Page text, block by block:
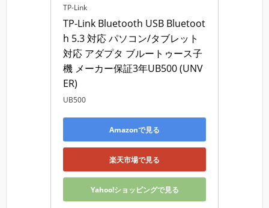
TP-Link
TP-Link Bluetooth USB Bluetoot
h 5.3 対応 パソコン/タブレット
対応 アダプタ ブルートゥース子
機 メーカー保証3年UB500 (UNV
ER)
UB500
Amazonで見る
楽天市場で見る
Yahoo!ショッピングで見る